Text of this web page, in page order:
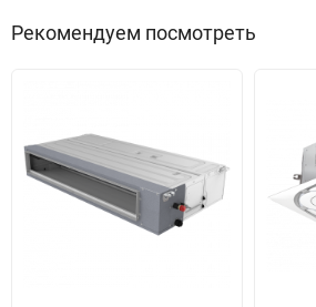
Рекомендуем посмотреть